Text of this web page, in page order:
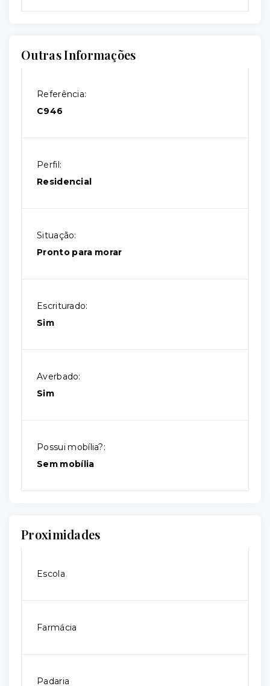
Outras Informações
Referência:
C946
Perfil:
Residencial
Situação:
Pronto para morar
Escriturado:
Sim
Averbado:
Sim
Possui mobília?:
Sem mobília
Proximidades
Escola
Farmácia
Padaria